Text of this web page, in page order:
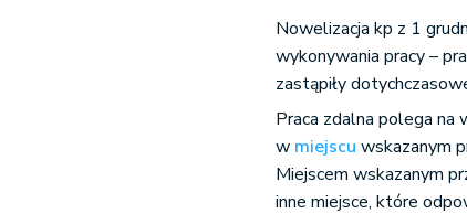
Nowelizacja kp z 1
wykonywania pracy –
zastąpiły
Praca zdalna polega na
w miejscu wskazanym
Miejscem wskazanym
inne miejsce, które